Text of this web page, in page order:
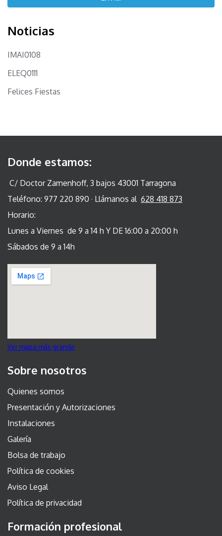
Noticias
IMAI0108
ELEQ0111
Felices Fiestas
Donde estamos:
C/ Doctor Zamenhoff, 3 bajos 43001 Tarragona
Teléfono: 977 220 890 · Llámanos al 628 418 873
Horario:
Lunes a Viernes de 9 a 14 h Y DE 16:00 a 20:00 h
Sábados de 9 a 14h
Ver mapa más grande
Sobre nosotros
Quienes somos
Presentación y Autorizaciones
Instalaciones
Galería
Bolsa de trabajo
Política de cookies
Aviso Legal
Política de privacidad
Formación profesional